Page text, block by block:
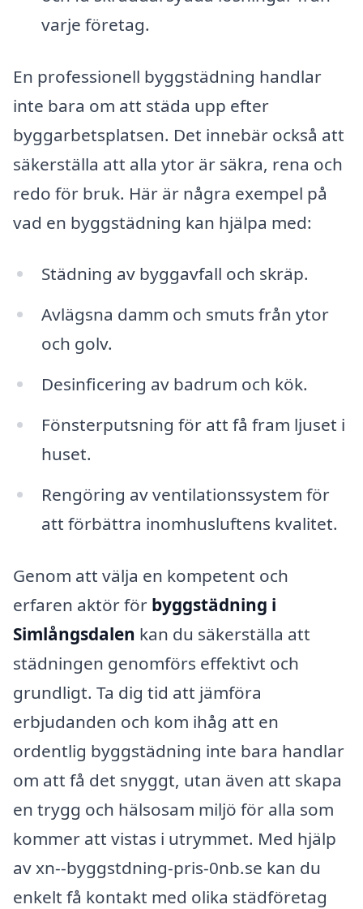
varje företag.
En professionell byggstädning handlar
inte bara om att städa upp efter
byggarbetsplatsen. Det innebär också att
säkerställa att alla ytor är säkra, rena och
redo för bruk. Här är några exempel på
vad en byggstädning kan hjälpa med:
Städning av byggavfall och skräp.
Avlägsna damm och smuts från ytor
och golv.
Desinficering av badrum och kök.
Fönsterputsning för att få fram ljuset i
huset.
Rengöring av ventilationssystem för
att förbättra inomhusluftens kvalitet.
Genom att välja en kompetent och
erfaren aktör för byggstädning i
Simlångsdalen kan du säkerställa att
städningen genomförs effektivt och
grundligt. Ta dig tid att jämföra
erbjudanden och kom ihåg att en
ordentlig byggstädning inte bara handlar
om att få det snyggt, utan även att skapa
en trygg och hälsosam miljö för alla som
kommer att vistas i utrymmet. Med hjälp
av xn--byggstdning-pris-0nb.se kan du
enkelt få kontakt med olika städföretag